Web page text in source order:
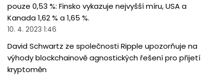
pouze 0,53 %: Finsko vykazuje nejvyšší míru, USA a
Kanada 1,62 % a 1,65 %.
10. 4. 2023 1:46
David Schwartz ze společnosti Ripple upozorňuje na
výhody blockchainově agnostických řešení pro přijetí
kryptoměn